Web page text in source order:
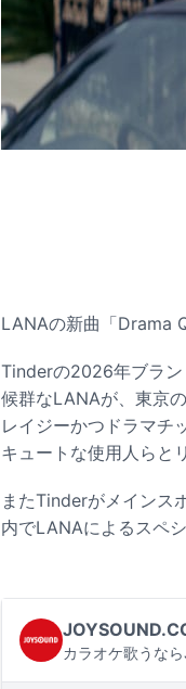
LANAの新曲「Drama
Tinderの2026年ブラン
候群なLANAが、東京
レイジーかつドラマチ
キュートな使用人らと
またTinderがメインス
内でLANAによるスペ
カラオケ歌うな